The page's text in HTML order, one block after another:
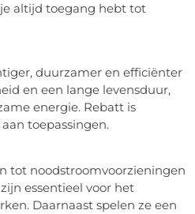
altijd toegang hebt tot
duurzamer en efficiënter
en een lange levensduur,
energie. Rebatt is
toepassingen.
tot noodstroomvoorzieningen
essentieel voor het
Daarnaast spelen ze een